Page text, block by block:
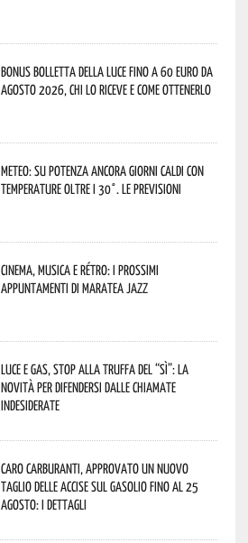
Bonus bolletta della luce fino a 60 euro da
agosto 2026, chi lo riceve e come ottenerlo
Meteo: su Potenza ancora giorni caldi con
temperature oltre i 30°. Le previsioni
Cinema, musica e rétro: i prossimi
appuntamenti di Maratea Jazz
Luce e gas, stop alla truffa del “Sì”: la
novità per difendersi dalle chiamate
indesiderate
Caro carburanti, approvato un nuovo
taglio delle accise sul gasolio fino al 25
agosto: i dettagli